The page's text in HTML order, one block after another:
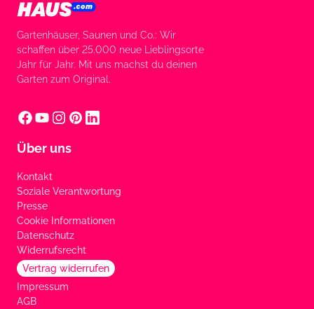
Gartenhäuser, Saunen und Co.: Wir
schaffen über 25.000 neue Lieblingsorte
Jahr für Jahr. Mit uns machst du deinen
Garten zum Original.
Über uns
Kontakt
Soziale Verantwortung
Presse
Cookie Informationen
Datenschutz
Widerrufsrecht
Vertrag widerrufen
Impressum
AGB